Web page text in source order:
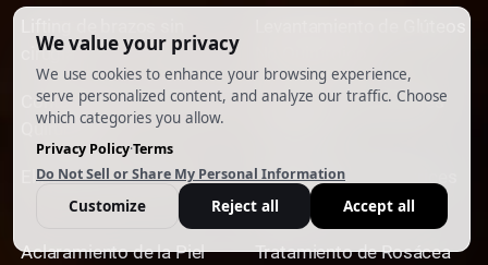
cirugía
Contorneado Corporal No
Quirúrgico
Eliminación de Tatuajes
Eliminación de Estrías
Eliminación de Cicatrices
de Acné
Aclaramiento de la Piel Tratamiento de Rosácea